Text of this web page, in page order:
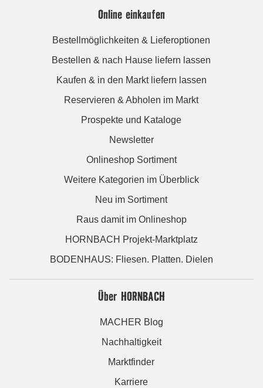
Online einkaufen
Bestellmöglichkeiten & Lieferoptionen
Bestellen & nach Hause liefern lassen
Kaufen & in den Markt liefern lassen
Reservieren & Abholen im Markt
Prospekte und Kataloge
Newsletter
Onlineshop Sortiment
Weitere Kategorien im Überblick
Neu im Sortiment
Raus damit im Onlineshop
HORNBACH Projekt-Marktplatz
BODENHAUS: Fliesen. Platten. Dielen
Über HORNBACH
MACHER Blog
Nachhaltigkeit
Marktfinder
Karriere